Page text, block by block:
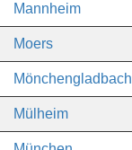
Mannheim
Moers
Mönchengladbach
Mülheim